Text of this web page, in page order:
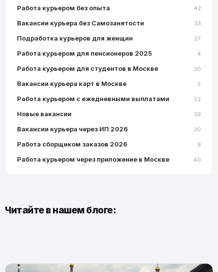
Работа курьером без опыта 42
Вакансии курьера без Самозанятости 33
Подработка курьеров для женщин 27
Работа курьером для пенсионеров 2025 4
Работа курьером для студентов в Москве 30
Вакансии курьера карт в Москве 5
Работа курьером с ежедневными выплатами 12
Новые вакансии 39
Вакансии курьера через ИП 2026 30
Работа сборщиком заказов 2026 9
Работа курьером через приложение в Москве 40
Читайте в нашем блоге: